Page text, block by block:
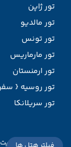
تور ژاپن
تور مالدیو
تور تونس
تور مارماریس
تور ارمنستان
تور روسیه {
تور سریلانکا
طراحی سایت